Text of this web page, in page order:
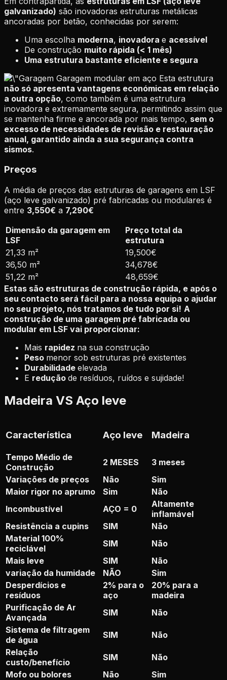
galvanizado) são inovadoras estruturas metálicas
ancoradas por betão, conhecidas por serem:
Uma escolha moderna, inovadora e acessível
De construção muito rápida (< 1 mês)
Uma estrutura bastante eficiente e segura
Garagem modular em aço Esta estrutura
não só apresenta vantagens económicas em relação
a outra opção, como também é uma estrutura
inovadora e extremamente segura, permitindo assim que
se mantenha firme e ancorada por mais tempo, sem o
excesso de necessidades de revisão e restauração
anual, garantido ainda a sua segurança contra
sismos.
Preços
A média de preços das estruturas de garagens em LSF
(aço leve galvanizado) pré fabricadas ou modulares é
entre 3,550€ a 7,290€
Dimensão da garagem em
LSF
Preço total da
estrutura
21,33 m²
19,500€
36,50 m²
34,678€
51,22 m²
48,659€
Estas são estruturas de construção rápida, e após o
seu contacto será fácil para a nossa equipa o ajudar
no seu projeto, nós tratamos de tudo por si! A
construção de uma garagem pré fabricada ou
modular em LSF vai proporcionar:
Mais rapidez na sua construção
Peso menor sob estruturas pré existentes
Durabilidade elevada
E redução de resíduos, ruídos e sujidade!
Madeira VS Aço leve
Característica Aço leve Madeira
Tempo Médio de
Construção
2 MESES
3 meses
Variações de preços
Não
Sim
Maior rigor no aprumo
Sim
Não
Incombustível
AÇO = 0
Altamente
inflamável
Resistência a cupins
SIM
Não
Material 100%
reciclável
SIM
Não
Mais leve
SIM
Não
variação da humidade
NÃO
Sim
Desperdícios e
resíduos
2% para o
aço
20% para a
madeira
Purificação de Ar
Avançada
SIM
Não
Sistema de filtragem
de água
SIM
Não
Relação
custo/benefício
SIM
Não
Mofo ou bolores
Não Sim